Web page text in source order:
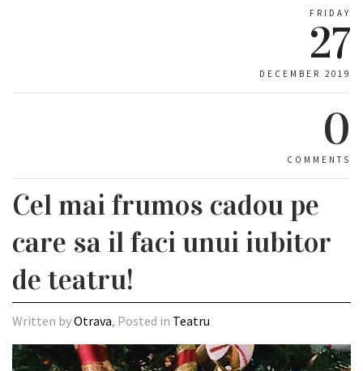
FRIDAY
27
DECEMBER 2019
0
COMMENTS
Cel mai frumos cadou pe
care sa il faci unui iubitor
de teatru!
Written byOtrava, Posted in Teatru